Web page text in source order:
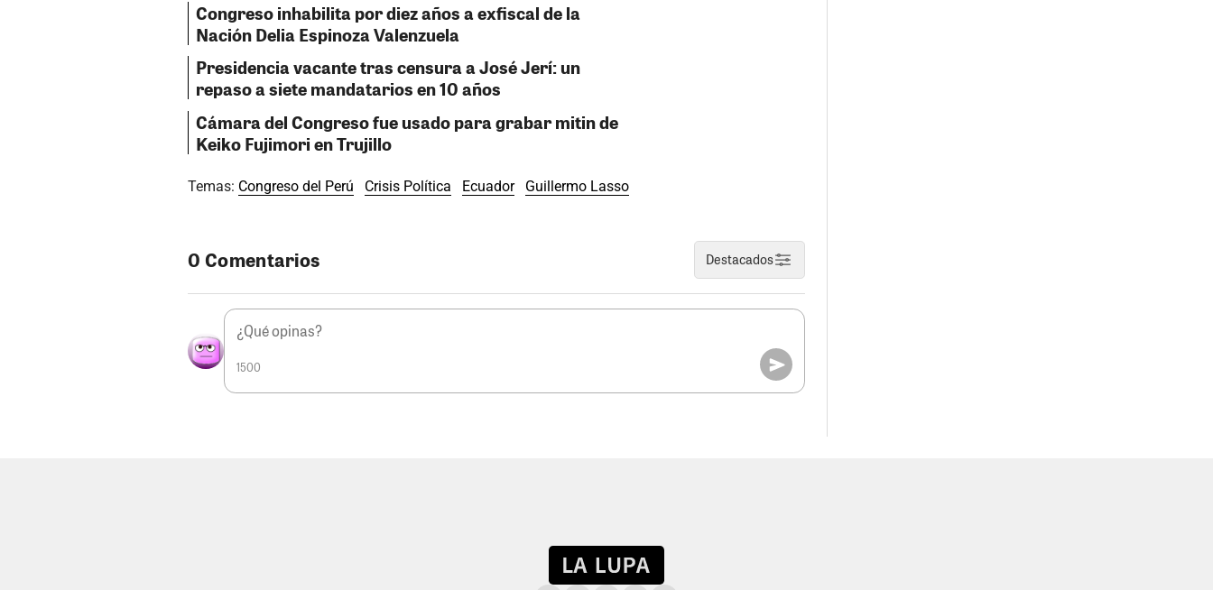
Congreso inhabilita por diez años a exfiscal de la
Nación Delia Espinoza Valenzuela
Presidencia vacante tras censura a José Jerí: un
repaso a siete mandatarios en 10 años
Cámara del Congreso fue usado para grabar mitin de
Keiko Fujimori en Trujillo
Temas: Congreso del Perú Crisis Política Ecuador Guillermo Lasso
0 Comentarios Destacados
1500